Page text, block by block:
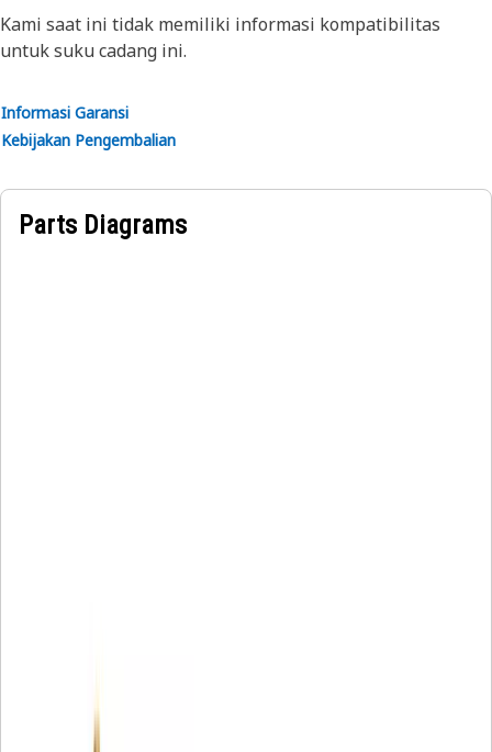
Kami saat ini tidak memiliki informasi kompatibilitas
untuk suku cadang ini.
Informasi Garansi
Kebijakan Pengembalian
Parts Diagrams